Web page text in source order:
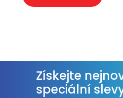
Získejte
speciální